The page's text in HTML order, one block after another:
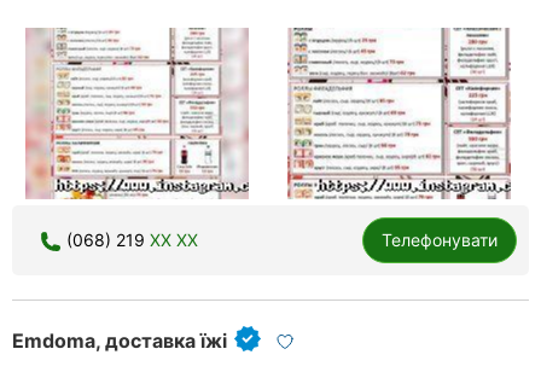
(068) 219 XX XX Телефонувати
Emdoma, доставка їжі